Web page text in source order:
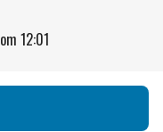
om 12:01